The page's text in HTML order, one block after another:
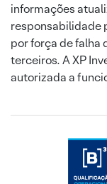
informações
responsabilidade
por força de falha
terceiros. A XP
autorizada a